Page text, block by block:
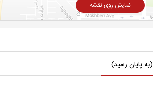
نمایش روی نقشه
(به پایان رسید)